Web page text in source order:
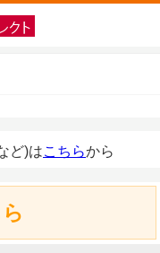
ど)はこちらから